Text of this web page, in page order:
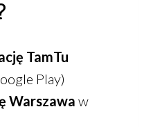
TamTu
Play)
Warszawa w